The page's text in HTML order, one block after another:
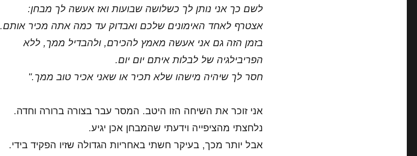
לשם כך אני נותן לך כשלושה שבועות ואז אעשה לך מבחן:
אצטרף לאחד האימונים שלכם ואבדוק עד כמה אתה מכיר אותם.
בזמן הזה גם אני אעשה מאמץ להכירם, ולהבדיל ממך, ללא
הפריבילגיה של לבלות איתם יום יום.
חסר לך שיהיה מישהו שלא תכיר או שאני אכיר טוב ממך."
אני זוכר את השיחה הזו היטב. המסר עבר בצורה ברורה וחדה.
נלחצתי מהציפייה וידעתי שהמבחן אכן יגיע.
אבל יותר מכך, בעיקר חשתי באחריות הגדולה שזיו הפקיד בידי.